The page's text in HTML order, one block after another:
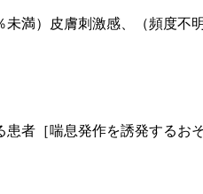
満）皮膚刺激感、（頻度不
者［喘息発作を誘発するお